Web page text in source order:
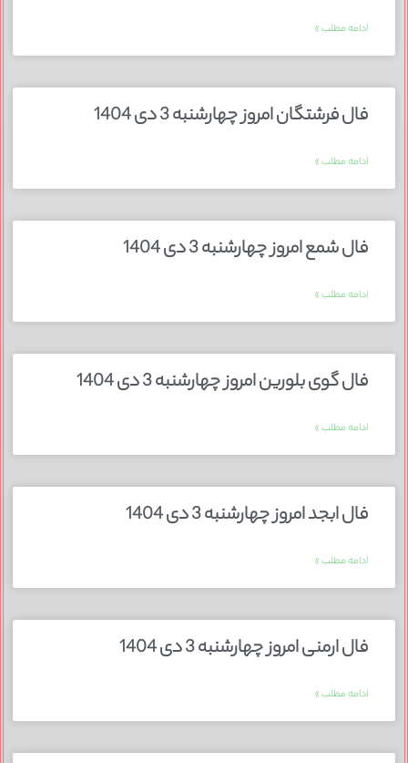
ادامه مطلب »
فال فرشتگان امروز چهارشنبه 3 دی 1404
ادامه مطلب »
فال شمع امروز چهارشنبه 3 دی 1404
ادامه مطلب »
فال گوی بلورین امروز چهارشنبه 3 دی 1404
ادامه مطلب »
فال ابجد امروز چهارشنبه 3 دی 1404
ادامه مطلب »
فال ارمنی امروز چهارشنبه 3 دی 1404
ادامه مطلب »